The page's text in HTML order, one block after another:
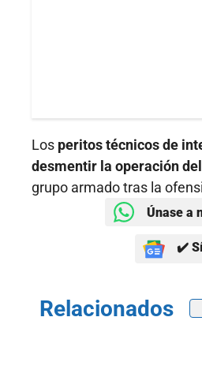
Los peritos técnicos de
desmentir la operación
grupo armado tras la
Únase a
✔️
Relacionados